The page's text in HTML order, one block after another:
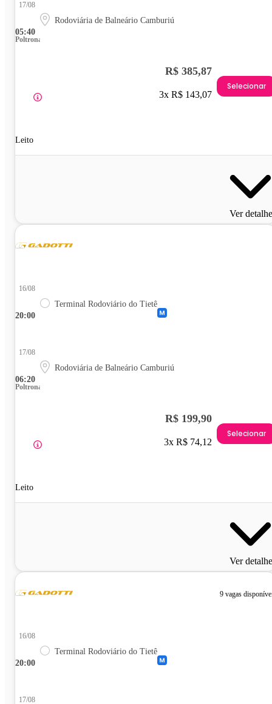
05:40
17/08
Rodoviária de Balneário Camburiú
Poltrona
Leito
R$ 385,87
3x R$ 143,07
Selecionar
Ver
20:00
16/08
Terminal Rodoviário do Tietê
06:20
17/08
Rodoviária de Balneário Camburiú
Poltrona
Leito
R$ 199,90
3x R$ 74,12
Selecionar
Ver
9 vagas
20:00
16/08
Terminal Rodoviário do Tietê
17/08